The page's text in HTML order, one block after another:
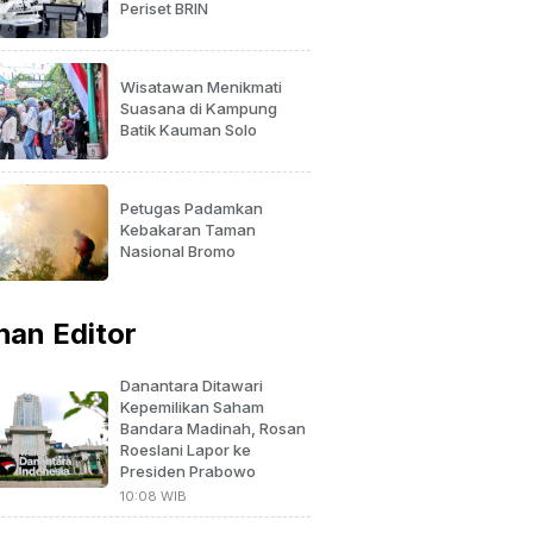
Periset BRIN
Wisatawan Menikmati
Suasana di Kampung
Batik Kauman Solo
Petugas Padamkan
Kebakaran Taman
Nasional Bromo
Editor
Danantara Ditawari
Kepemilikan Saham
Bandara Madinah, Rosan
Roeslani Lapor ke
Presiden Prabowo
10:08 WIB